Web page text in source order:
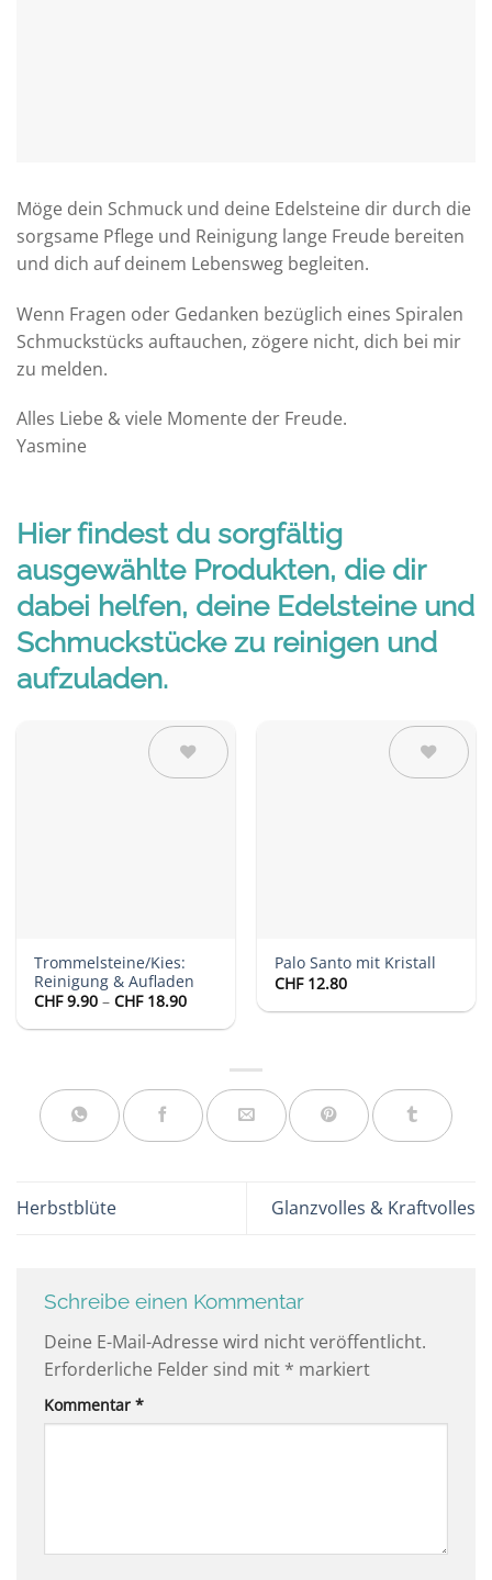
Möge dein Schmuck und deine Edelsteine dir durch die
sorgsame Pflege und Reinigung lange Freude bereiten
und dich auf deinem Lebensweg begleiten.
Wenn Fragen oder Gedanken bezüglich eines Spiralen
Schmuckstücks auftauchen, zögere nicht, dich bei mir
zu melden.
Alles Liebe & viele Momente der Freude.
Yasmine
Hier findest du sorgfältig
ausgewählte Produkten, die dir
dabei helfen, deine Edelsteine und
Schmuckstücke zu reinigen und
aufzuladen.
Trommelsteine/Kies:
Reinigung & Aufladen
CHF9.90 –CHF18.90Preisspanne:
bis
Palo Santo mit Kristall
CHF12.80
Herbstblüte Glanzvolles & Kraftvolles
Schreibe einen Kommentar
Deine E-Mail-Adresse wird nicht veröffentlicht.
Erforderliche Felder sind mit * markiert
Kommentar *